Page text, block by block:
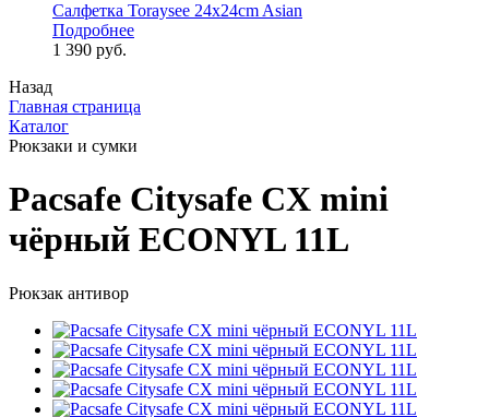
Салфетка Toraysee 24x24cm Asian
Подробнее
1 390 руб.
Назад
Главная страница
Каталог
Рюкзаки и сумки
Pacsafe Citysafe CX mini
чёрный ECONYL 11L
Рюкзак антивор